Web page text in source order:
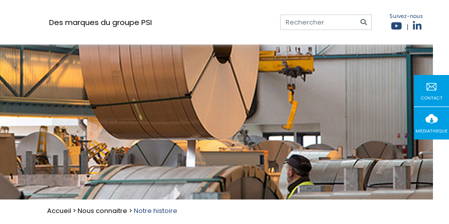
Des marques du groupe PSI
Suivez-nous
|
CONTACT
MEDIATHEQUE
Accueil > Nous connaitre > Notre histoire